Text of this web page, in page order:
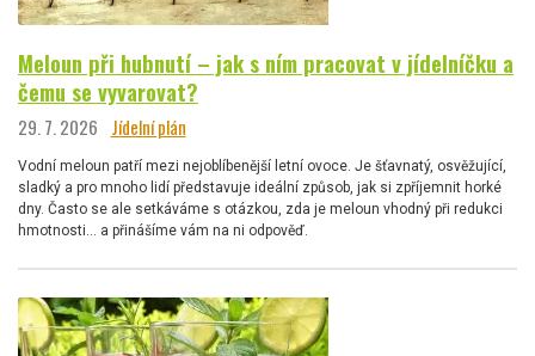
Meloun při hubnutí – jak s ním pracovat v jídelníčku a
čemu se vyvarovat?
29. 7. 2026 Jídelní plán
Vodní meloun patří mezi nejoblíbenější letní ovoce. Je šťavnatý, osvěžující,
sladký a pro mnoho lidí představuje ideální způsob, jak si zpříjemnit horké
dny. Často se ale setkáváme s otázkou, zda je meloun vhodný při redukci
hmotnosti… a přinášíme vám na ni odpověď.